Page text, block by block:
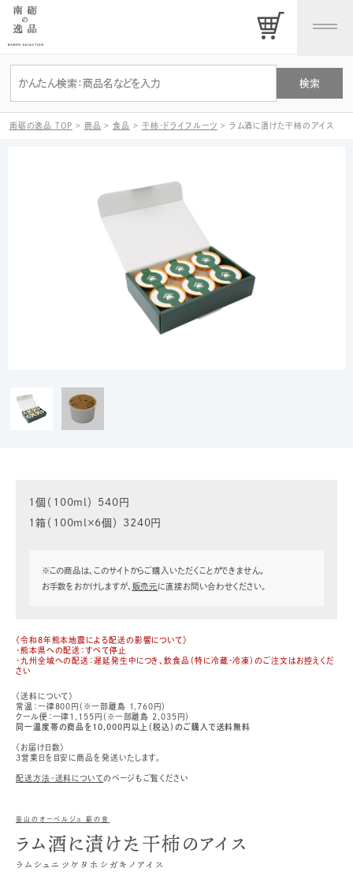
南砺の逸品 TOP > 商品 >食品 > 干柿・ドライフルーツ > ラム酒に漬けた干柿のアイス
1個（100ml） 540円
1箱（100ml×6個） 3240円
※この商品は、このサイトからご購入いただくことができません。
お手数をおかけしますが、
販売元 に直接お問い合わせください。
〈令和8年熊本地震による配送の影響について〉
・熊本県への配送：すべて停止
・九州全域への配送：遅延発生中につき、飲食品（特に冷蔵・冷凍）のご注文はお控えくだ
さい
〈送料について〉
常温：一律800円（※一部離島 1,760円）
クール便：一律1,155円（※一部離島 2,035円）
同一温度帯の商品を10,000円以上（税込）のご購入で送料無料
〈お届け日数〉
3営業日を目安に商品を発送いたします。
配送方法・送料についてのページもご覧ください
里山のオーベルジュ 薪の音
ラム酒に漬けた干柿のアイス
ラムシュニツケタホシガキノアイス